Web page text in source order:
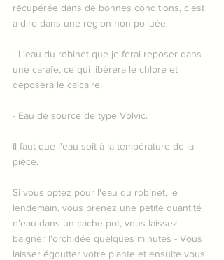
récupérée dans de bonnes conditions, c'est
à dire dans une région non polluée.
- L'eau du robinet que je ferai reposer dans
une carafe, ce qui libèrera le chlore et
déposera le calcaire.
- Eau de source de type Volvic.
Il faut que l'eau soit à la température de la
pièce.
Si vous optez pour l'eau du robinet, le
lendemain, vous prenez une petite quantité
d'eau dans un cache pot, vous laissez
baigner l'orchidée quelques minutes - Vous
laisser égoutter votre plante et ensuite vous